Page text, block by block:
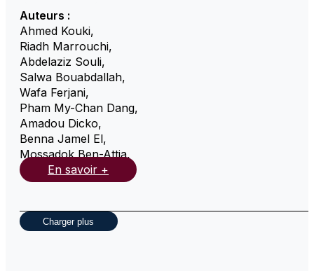
Auteurs :
Ahmed Kouki,
Riadh Marrouchi,
Abdelaziz Souli,
Salwa Bouabdallah,
Wafa Ferjani,
Pham My-Chan Dang,
Amadou Dicko,
Benna Jamel El,
Mossadok Ben-Attia,
En savoir +
Charger plus